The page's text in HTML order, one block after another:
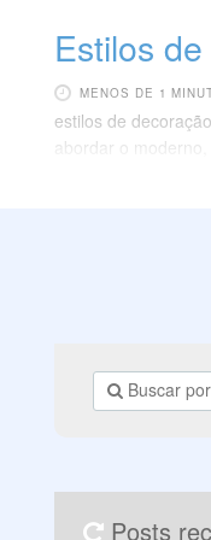
Estilos
MENOS DE 1
estilos de
abordar o
contemporâneo.
Posts